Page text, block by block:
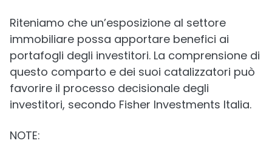
Riteniamo che un’esposizione al settore
immobiliare possa apportare benefici ai
portafogli degli investitori. La comprensione di
questo comparto e dei suoi catalizzatori può
favorire il processo decisionale degli
investitori, secondo Fisher Investments Italia.
NOTE: